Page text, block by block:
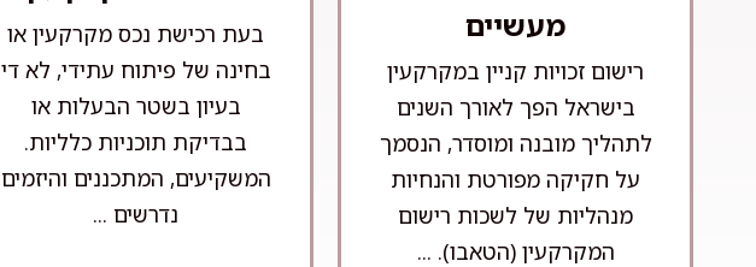
מעשיים
רישום זכויות קניין במקרקעין
בישראל הפך לאורך השנים
לתהליך מובנה ומוסדר, הנסמך
על חקיקה מפורטת והנחיות
מנהליות של לשכות רישום
המקרקעין (הטאבו). ...
בעת רכישת נכס מקרקעין או
בחינה של פיתוח עתידי, לא די
בעיון בשטר הבעלות או
בבדיקת תוכניות כלליות.
המשקיעים, המתכננים והיזמים
נדרשים ...